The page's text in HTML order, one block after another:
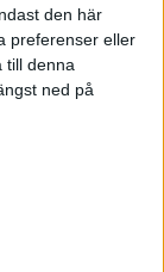
den här
preferenser eller
till denna
ned på
för 15 år sedan